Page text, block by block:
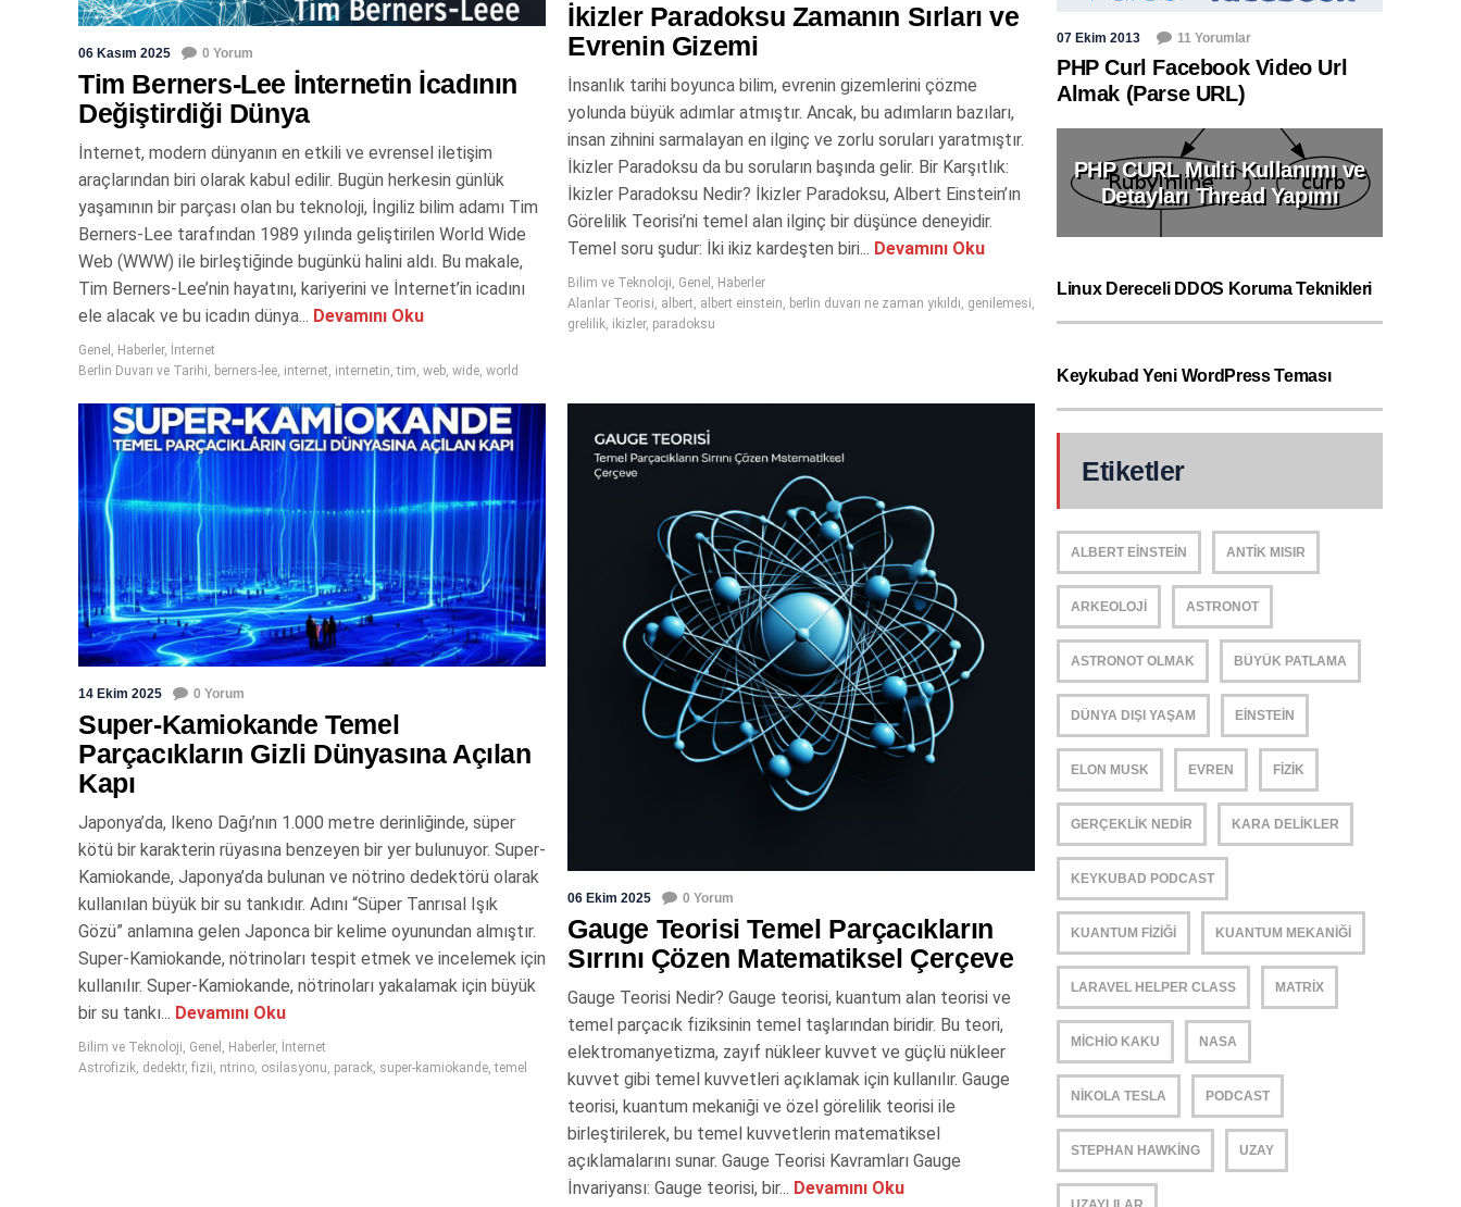
06 Kasım 2025 0 Yorum
Tim Berners-Lee İnternetin İcadının
Değiştirdiği Dünya
İnternet, modern dünyanın en etkili ve evrensel iletişim
araçlarından biri olarak kabul edilir. Bugün herkesin günlük
yaşamının bir parçası olan bu teknoloji, İngiliz bilim adamı Tim
Berners-Lee tarafından 1989 yılında geliştirilen World Wide
Web (WWW) ile birleştiğinde bugünkü halini aldı. Bu makale,
Tim Berners-Lee’nin hayatını, kariyerini ve İnternet’in icadını
ele alacak ve bu icadın dünya... Devamını Oku
Genel , Haberler, İnternet
Berlin Duvarı ve Tarihi, berners-lee, internet, internetin,tim, web, wide, world
İkizler Paradoksu Zamanın Sırları ve
Evrenin Gizemi
İnsanlık tarihi boyunca bilim, evrenin gizemlerini çözme
yolunda büyük adımlar atmıştır. Ancak, bu adımların bazıları,
insan zihnini sarmalayan en ilginç ve zorlu soruları yaratmıştır.
İkizler Paradoksu da bu soruların başında gelir. Bir Karşıtlık:
İkizler Paradoksu Nedir? İkizler Paradoksu, Albert Einstein’ın
Görelilik Teorisi’ni temel alan ilginç bir düşünce deneyidir.
Temel soru şudur: İki ikiz kardeşten biri... Devamını Oku
Bilim ve Teknoloji, Genel , Haberler
Alanlar Teorisi, albert, albert einstein, berlin duvarı ne zaman yıkıldı, genilemesi,
grelilik, ikizler, paradoksu
14 Ekim 2025 0 Yorum
Super-Kamiokande Temel
Parçacıkların Gizli Dünyasına Açılan
Kapı
Japonya’da, Ikeno Dağı’nın 1.000 metre derinliğinde, süper
kötü bir karakterin rüyasına benzeyen bir yer bulunuyor. Super-
Kamiokande, Japonya’da bulunan ve nötrino dedektörü olarak
kullanılan büyük bir su tankıdır. Adını “Süper Tanrısal Işık
Gözü” anlamına gelen Japonca bir kelime oyunundan almıştır.
Super-Kamiokande, nötrinoları tespit etmek ve incelemek için
kullanılır. Super-Kamiokande, nötrinoları yakalamak için büyük
bir su tankı... Devamını Oku
Bilim ve Teknoloji, Genel , Haberler, İnternet
Astrofizik, dedektr, fizii, ntrino, osilasyonu, parack, super-kamiokande,temel
06 Ekim 2025 0 Yorum
Gauge Teorisi Temel Parçacıkların
Sırrını Çözen Matematiksel Çerçeve
Gauge Teorisi Nedir? Gauge teorisi, kuantum alan teorisi ve
temel parçacık fiziksinin temel taşlarından biridir. Bu teori,
elektromanyetizma, zayıf nükleer kuvvet ve güçlü nükleer
kuvvet gibi temel kuvvetleri açıklamak için kullanılır. Gauge
teorisi, kuantum mekaniği ve özel görelilik teorisi ile
birleştirilerek, bu temel kuvvetlerin matematiksel
açıklamalarını sunar. Gauge Teorisi Kavramları Gauge
İnvariyansı: Gauge teorisi, bir... Devamını Oku
07 Ekim 2013 11 Yorumlar
PHP Curl Facebook Video Url
Almak (Parse URL)
PHP CURL Multi Kullanımı ve
Detayları Thread Yapımı
Linux Dereceli DDOS Koruma Teknikleri
Keykubad Yeni WordPress Teması
Etiketler
ALBERT EINSTEIN ANTIK MISIR
ARKEOLOJI ASTRONOT
ASTRONOT OLMAK BÜYÜK PATLAMA
DÜNYA DIŞI YAŞAM EINSTEIN
ELON MUSK EVREN FIZIK
GERÇEKLIK NEDIR KARA DELIKLER
KEYKUBAD PODCAST
KUANTUM FIZIĞI KUANTUM MEKANIĞI
LARAVEL HELPER CLASS MATRIX
MICHIO KAKU NASA
NIKOLA TESLA PODCAST
STEPHAN HAWKING UZAY